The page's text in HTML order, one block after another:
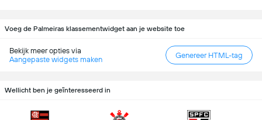
Voeg de Palmeiras klassementwidget aan je website toe
Bekijk meer opties via
Aangepaste widgets maken
Genereer HTML-tag
Wellicht ben je geïnteresseerd in